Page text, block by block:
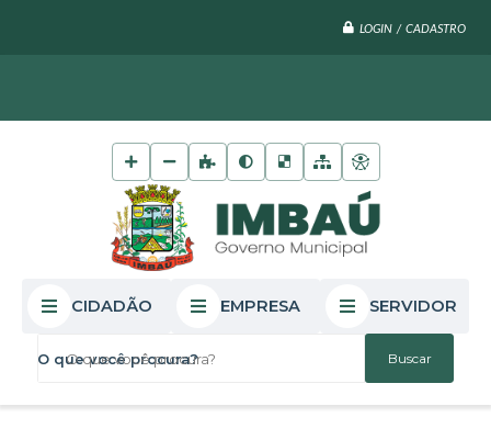
LOGIN / CADASTRO
O que você procura?
CIDADÃO EMPRESA SERVIDOR